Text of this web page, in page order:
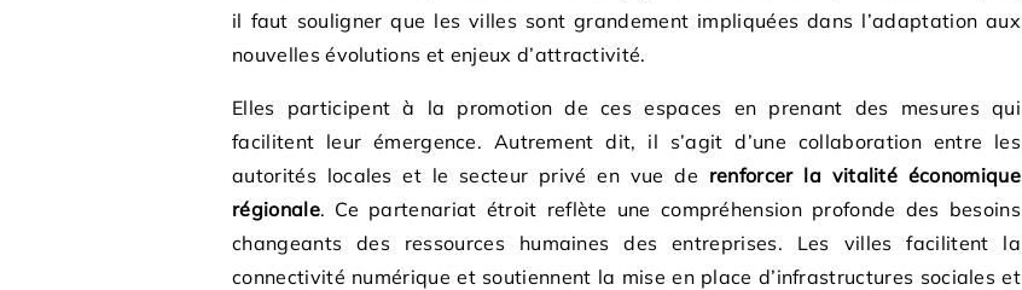
il faut souligner que les villes sont grandement impliquées dans l’adaptation aux
nouvelles évolutions et enjeux d’attractivité.
Elles participent à la promotion de ces espaces en prenant des mesures qui
facilitent leur émergence. Autrement dit, il s’agit d’une collaboration entre les
autorités locales et le secteur privé en vue de renforcer la vitalité économique
régionale. Ce partenariat étroit reflète une compréhension profonde des besoins
changeants des ressources humaines des entreprises. Les villes facilitent la
connectivité numérique et soutiennent la mise en place d’infrastructures sociales et